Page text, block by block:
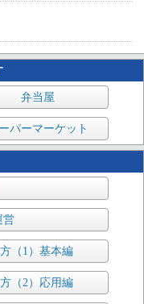
弁当屋
パーマーケット
営
（1）基本編
（2）応用編